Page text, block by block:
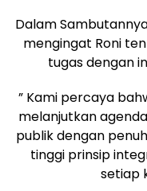
Dalam
mengingat Roni
tugas dengan
” Kami percaya
melanjutkan
publik dengan
tinggi prinsip
setiap